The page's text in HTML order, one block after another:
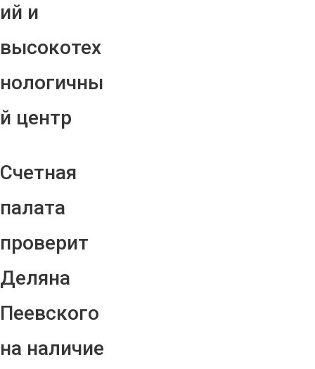
ий и
высокотех
нологичны
й центр
Счетная
палата
проверит
Деляна
Пеевского
на наличие